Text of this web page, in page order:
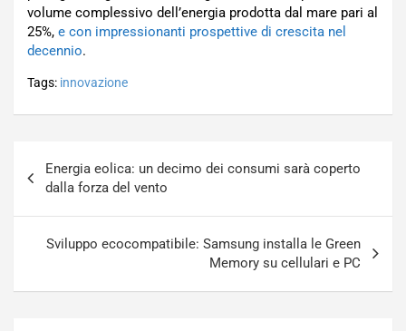
volume complessivo dell’energia prodotta dal mare pari al
25%, e con impressionanti prospettive di crescita nel
decennio.
Tags: innovazione
articoli
Energia eolica: un decimo dei consumi sarà coperto
dalla forza del vento
Sviluppo ecocompatibile: Samsung installa le Green
Memory su cellulari e PC